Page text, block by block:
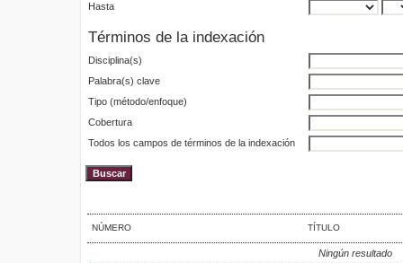
Hasta
Términos de la indexación
Disciplina(s)
Palabra(s) clave
Tipo (método/enfoque)
Cobertura
Todos los campos de términos de la indexación
NÚMERO TÍTULO
Ningún resultado